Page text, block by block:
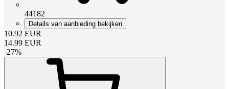
44182
Details van aanbieding bekijken
10.92 EUR
14.99 EUR
-27%